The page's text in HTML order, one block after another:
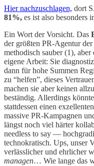
Hier nachzuschlagen, dort
81%, es ist also besonders
Ein Wort der Vorsicht. Das
der größten PR-Agentur
methodisch sauber (1),
eigene Arbeit: Sie
dann für hohe Summen
zu “helfen”, dieses
machen sie aber keinen
beständig. Allerdings
stattdessen einen
massive PR-Kampagnen
längst noch viel härter
needless to say —
technokratisch. Ups, unser
verlässlicher und ehrlicher
managen… Wie lange das